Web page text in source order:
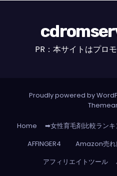
PR：本サイトはプロ
Proudly powered by
Home ➡女性育毛剤比較ランキ
AFFINGER4
Amazon売れ
アフィリエイトツール